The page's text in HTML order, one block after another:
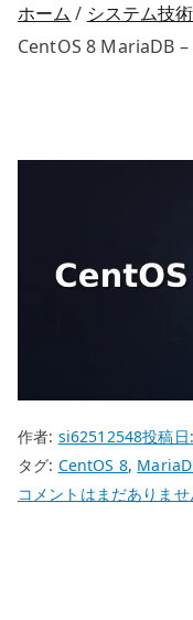
ホーム システム技術
CentOS 8 MariaDB
作者: si62512548投稿
タグ: CentOS 8,
CentOS
コメントはまだありませ